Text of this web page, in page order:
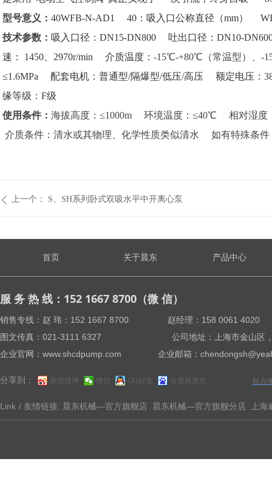
型号意义： 40WFB-N-AD1 40：吸入口公称直径（mm）
技术参数： 吸入口径：DN15-DN800 吐出口径：DN10-
速： 1450、2970r/min 介质温度： -15℃-+80℃（常温型）、
≤1.6MPa 配套电机：普通型/隔爆型/低压/高压 额定电压：
缘等级：F级
使用条件： 海拔高度：≤1000m 环境温度：≤40℃ 相对湿
介质条件：清水或其物理、化学性质类似清水 如有特殊条
ꄴ 上一个： S、SH系列卧式双吸水平中开离心泵
分享到： 新浪微博 微信 QQ好友 百度新首页 站点
Link / 友情链接: 晨东机械—官方旗舰店 晨东机械—官方旗舰分店 上
服 务 热 线：152 1667 8700（微 信）
销售专线：赵 玮：152 1667 8700 赵经理：158
图文传真：021-3111 6327 公司地址：上海市金山区，亭
企业官网：www.shcdpump.com 企业邮箱：
首页 关于晨东 产品中心